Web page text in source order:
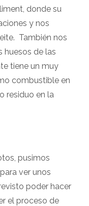
donde su
y nos
También nos
huesos de las
tiene un muy
combustible en
residuo en la
pusimos
ver unos
poder hacer
el proceso de